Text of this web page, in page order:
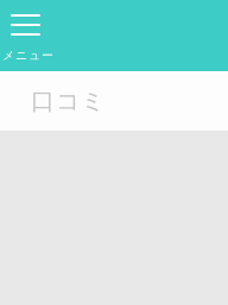
メニュー
口コミ